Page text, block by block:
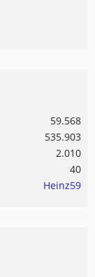
59.568
535.903
2.010
40
Heinz59